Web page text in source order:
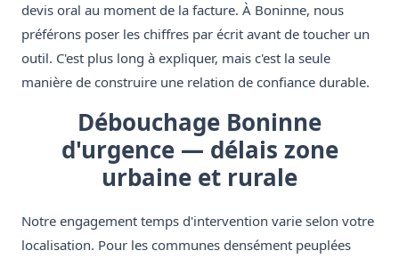
devis oral au moment de la facture. À Boninne, nous
préférons poser les chiffres par écrit avant de toucher un
outil. C'est plus long à expliquer, mais c'est la seule
manière de construire une relation de confiance durable.
Débouchage Boninne
d'urgence — délais zone
urbaine et rurale
Notre engagement temps d'intervention varie selon votre
localisation. Pour les communes densément peuplées